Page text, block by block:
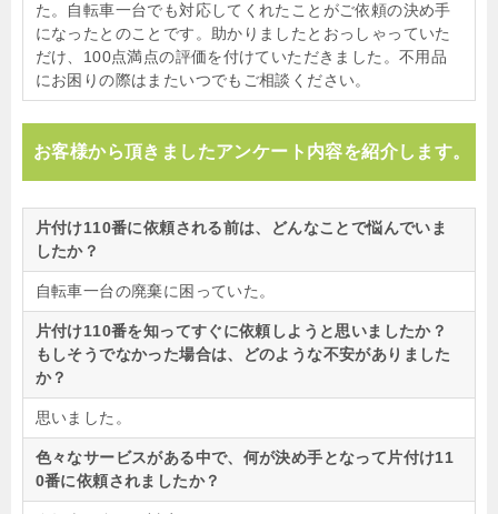
た。自転車一台でも対応してくれたことがご依頼の決め手
になったとのことです。助かりましたとおっしゃっていた
だけ、100点満点の評価を付けていただきました。不用品
にお困りの際はまたいつでもご相談ください。
お客様から頂きましたアンケート内容を紹介します。
片付け110番に依頼される前は、どんなことで悩んでいま
したか？
自転車一台の廃棄に困っていた。
片付け110番を知ってすぐに依頼しようと思いましたか？
もしそうでなかった場合は、どのような不安がありました
か？
思いました。
色々なサービスがある中で、何が決め手となって片付け11
0番に依頼されましたか？